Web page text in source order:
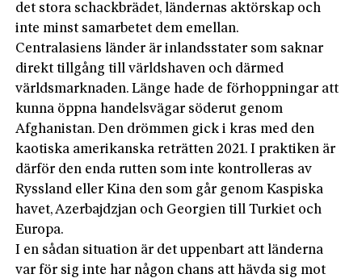
det stora schackbrädet, ländernas aktörskap och
inte minst samarbetet dem emellan.
Centralasiens länder är inlandsstater som saknar
direkt tillgång till världshaven och därmed
världsmarknaden. Länge hade de förhoppningar att
kunna öppna handelsvägar söderut genom
Afghanistan. Den drömmen gick i kras med den
kaotiska amerikanska reträtten 2021. I praktiken är
därför den enda rutten som inte kontrolleras av
Ryssland eller Kina den som går genom Kaspiska
havet, Azerbajdzjan och Georgien till Turkiet och
Europa.
I en sådan situation är det uppenbart att länderna
var för sig inte har någon chans att hävda sig mot